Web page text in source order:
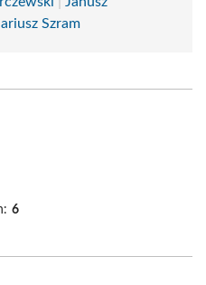
Szram
6